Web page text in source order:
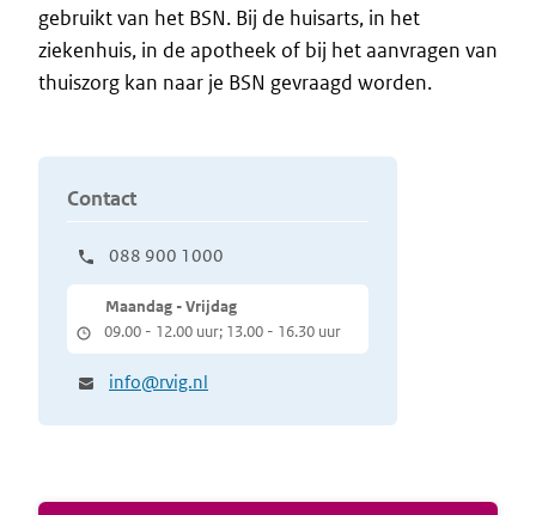
gebruikt van het BSN. Bij de huisarts, in het
ziekenhuis, in de apotheek of bij het aanvragen van
thuiszorg kan naar je BSN gevraagd worden.
Contact
088 900 1000
Maandag - Vrijdag
09.00 - 12.00 uur; 13.00 - 16.30 uur
info@rvig.nl